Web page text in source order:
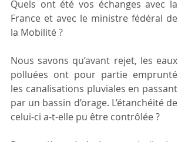
Quels ont été vos échanges avec la
France et avec le ministre fédéral de
la Mobilité ?
Nous savons qu’avant rejet, les eaux
polluées ont pour partie emprunté
les canalisations pluviales en passant
par un bassin d’orage. L’étanchéité de
celui-ci a-t-elle pu être contrôlée ?